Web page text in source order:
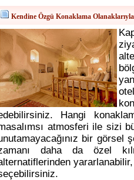
Kendine Özgü Konaklama
Hangi
atmosferi ile sizi
bir görsel
daha da özel